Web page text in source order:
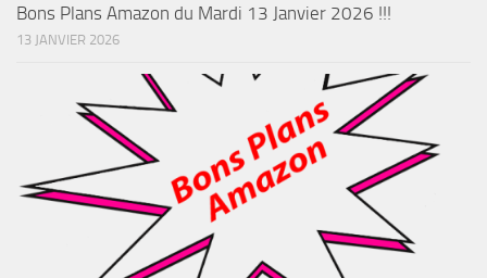
Bons Plans Amazon du Mardi 13 Janvier 2026 !!!
13 JANVIER 2026